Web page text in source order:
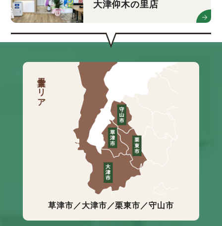
大津仰木の里店
営業エリア
草津市／大津市／栗東市／守山市